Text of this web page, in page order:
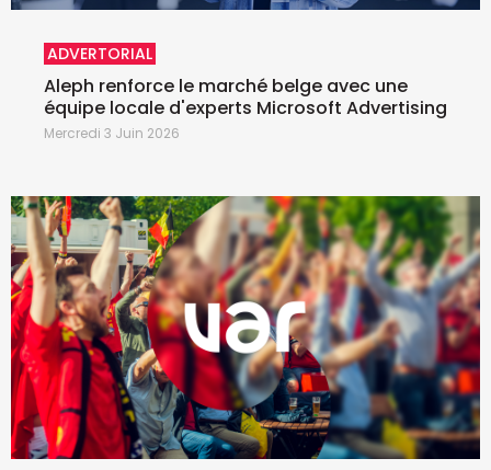
ADVERTORIAL
Aleph renforce le marché belge avec une
équipe locale d'experts Microsoft Advertising
Mercredi 3 Juin 2026